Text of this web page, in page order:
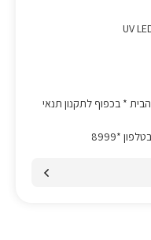
* בכפוף לתקנון תנאי
*8999